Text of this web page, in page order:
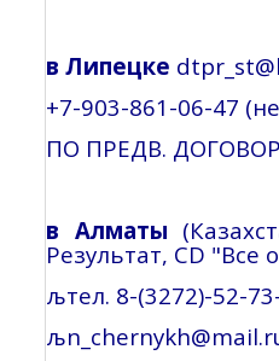
в Липецке
+7-903-861-06-47
ПО ПРЕДВ.
в Алматы
Результат, CD
љтел. 8-(3272)-52-
љ